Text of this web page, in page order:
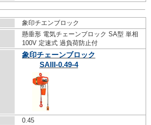
象印チエンブロック
懸垂形 電気チェーンブロック SA型 単相
100V 定速式 過負荷防止付
象印チェーンブロック
SAIII-0.49-4
0.45